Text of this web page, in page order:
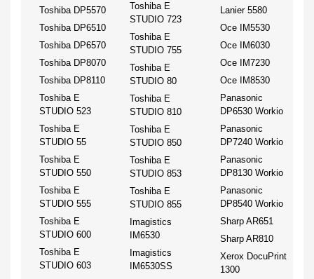
Toshiba DP5570
Toshiba DP6510
Toshiba DP6570
Toshiba DP8070
Toshiba DP8110
Toshiba E
STUDIO 523
Toshiba E
STUDIO 55
Toshiba E
STUDIO 550
Toshiba E
STUDIO 555
Toshiba E
STUDIO 600
Toshiba E
STUDIO 603
Toshiba E
STUDIO 723
Toshiba E
STUDIO 755
Toshiba E
STUDIO 80
Toshiba E
STUDIO 810
Toshiba E
STUDIO 850
Toshiba E
STUDIO 853
Toshiba E
STUDIO 855
Imagistics
IM6530
Imagistics
IM6530SS
Lanier 5580
Oce IM5530
Oce IM6030
Oce IM7230
Oce IM8530
Panasonic
DP6530 Workio
Panasonic
DP7240 Workio
Panasonic
DP8130 Workio
Panasonic
DP8540 Workio
Sharp AR651
Sharp AR810
Xerox DocuPrint
1300